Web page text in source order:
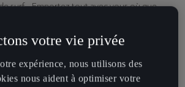
surf... Emportez tout avec vous où que
avec votre vélo ou votre planche de
Nous allons vous expliquer comment
votre vie privée
expérience, nous utilisons des
nous aident à optimiser votre